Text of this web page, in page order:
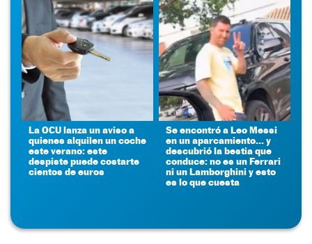
La OCU lanza un aviso a
quienes alquilen un coche
este verano: este
despiste puede costarte
cientos de euros
Se encontró a Leo Messi
en un aparcamiento... y
descubrió la bestia que
conduce: no es un Ferrari
ni un Lamborghini y esto
es lo que cuesta